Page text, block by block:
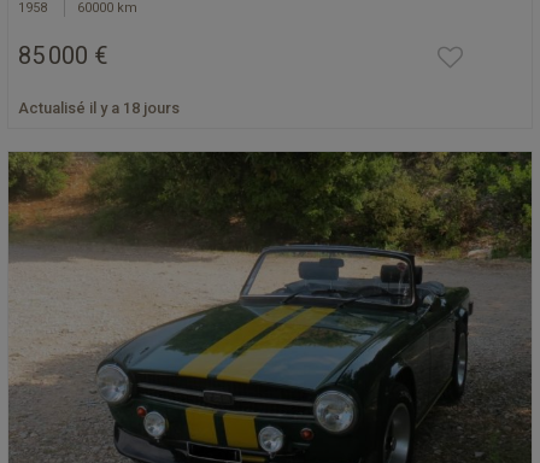
1958 60000 km
85 000 €
Actualisé il y a 18 jours